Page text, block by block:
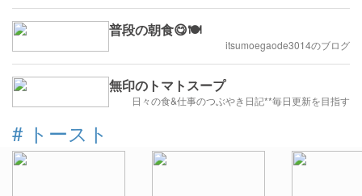
普段の朝食😋🍽️
itsumoegaode3014のブログ
無印のトマトスープ
日々の食&仕事のつぶやき日記**毎日更新を目指す
# トースト